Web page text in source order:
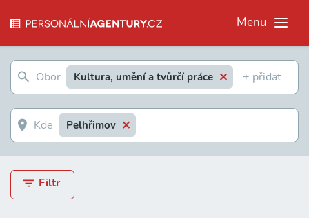
Menu
Kultura, umění a tvůrčí práce
Pelhřimov
Filtr